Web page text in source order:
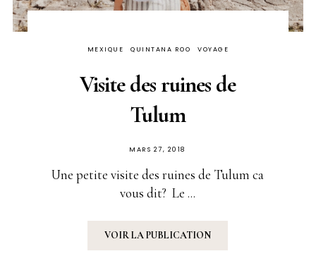
MEXIQUE QUINTANA ROO VOYAGE
Visite des ruines de
Tulum
PUBLIÉ
MARS 27, 2018
Une petite visite des ruines de Tulum ca
vous dit? Le ...
VOIR LA PUBLICATION